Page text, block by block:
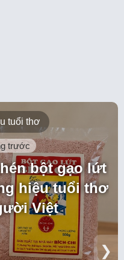
tuổi thơ
trước
bột gạo lứt
hiệu tuổi thơ
Việt
❯